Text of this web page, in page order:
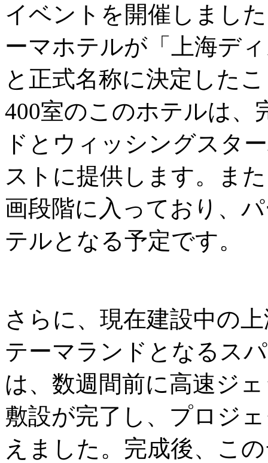
イベントを開催しまし
ーマホテルが「上海デ
と正式名称に決定した
400室のこのホテルは、
ドとウィッシングスタ
ストに提供します。ま
画段階に入っており、
テルとなる予定です。
さらに、現在建設中の
テーマランドとなるス
は、数週間前に高速ジ
敷設が完了し、プロジ
えました。完成後、こ